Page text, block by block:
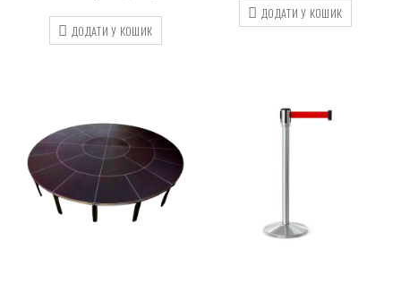
ДОДАТИ У КОШИК
ДОДАТИ У КОШИК